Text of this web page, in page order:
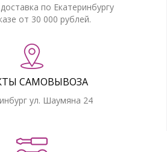
по Екатеринбургу
от 30 000 рублей.
САМОВЫВОЗА
ул. Шаумяна 24